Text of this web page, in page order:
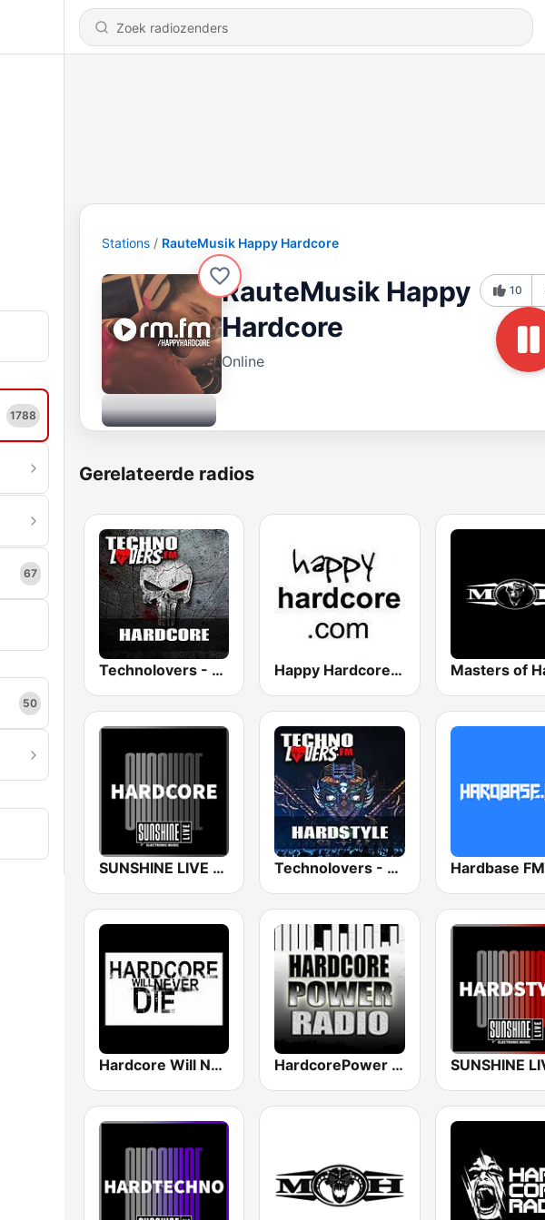
1788
67
50
Stations RauteMusik Happy Hardcore
RauteMusik Happy
Hardcore
Online
10
Gerelateerde radios
Technolovers - HARDCORE Happy Hardcore Radio
SUNSHINE LIVE - Hardcore Technolovers - HARDSTYLE Hardbase FM
Hardcore Will Never Die HardcorePower Radio